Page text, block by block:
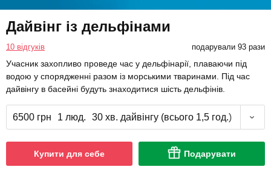
Дайвінг із дельфінами
10 відгуків подарували 93 рази
Учасник захопливо проведе час у дельфінарії, плаваючи під
водою у спорядженні разом із морськими тваринами. Під час
дайвінгу в басейні будуть знаходитися шість дельфінів.
6500 грн 1 люд. 30 хв. дайвінгу (всього 1,5 год.)
Купити для себе Подарувати